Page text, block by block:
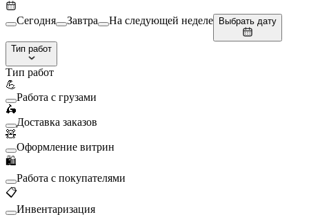
Сегодня Завтра На следующей неделе Выбрать дату
Тип работ
Тип работ
💪
Работа с грузами
🛵
Доставка заказов
🧸
Оформление витрин
🛍️
Работа с покупателями
📋
Инвентаризация